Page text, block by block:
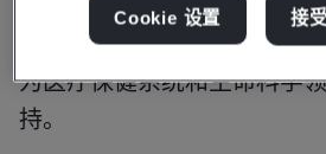
知识和支持
为医疗保健系统和生命科学
持。
Cookie 设置 接